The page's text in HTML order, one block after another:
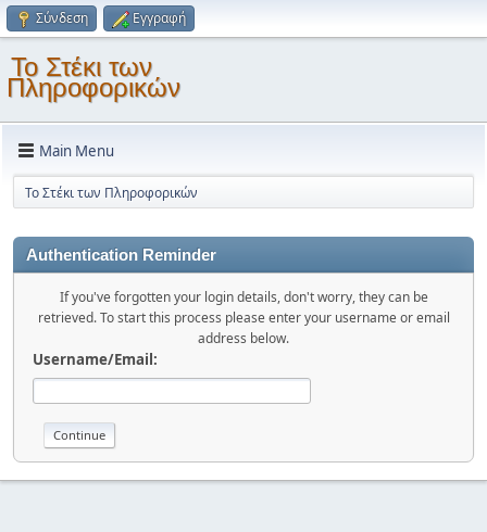
Σύνδεση Εγγραφή
Το Στέκι των
Πληροφορικών
Main Menu
Το Στέκι των Πληροφορικών
Authentication Reminder
If you've forgotten your login details, don't worry, they can be
retrieved. To start this process please enter your username or email
address below.
Username/Email: